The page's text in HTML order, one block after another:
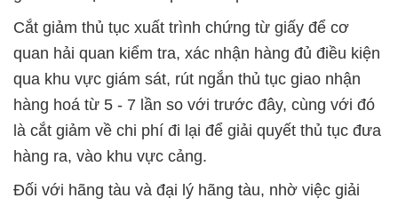
Cắt giảm thủ tục xuất trình chứng từ giấy để cơ
quan hải quan kiểm tra, xác nhận hàng đủ điều kiện
qua khu vực giám sát, rút ngắn thủ tục giao nhận
hàng hoá từ 5 - 7 lần so với trước đây, cùng với đó
là cắt giảm về chi phí đi lại để giải quyết thủ tục đưa
hàng ra, vào khu vực cảng.
Đối với hãng tàu và đại lý hãng tàu, nhờ việc giải